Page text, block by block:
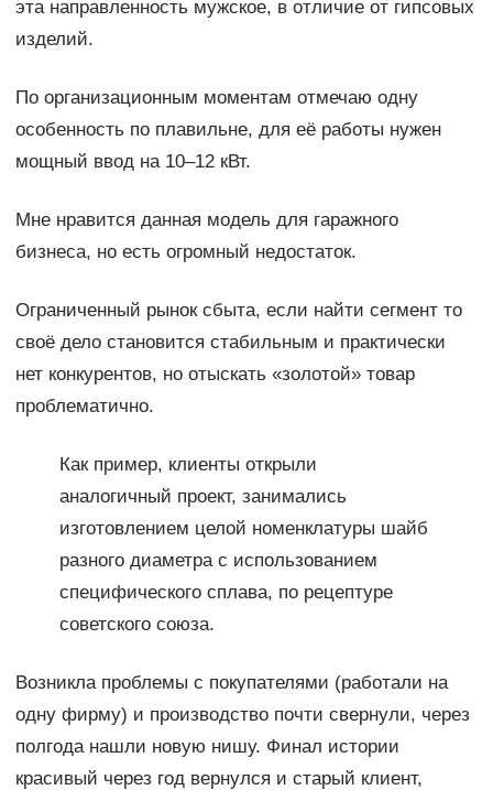
эта направленность мужское, в отличие от гипсовых
изделий.
По организационным моментам отмечаю одну
особенность по плавильне, для её работы нужен
мощный ввод на 10–12 кВт.
Мне нравится данная модель для гаражного
бизнеса, но есть огромный недостаток.
Ограниченный рынок сбыта, если найти сегмент то
своё дело становится стабильным и практически
нет конкурентов, но отыскать «золотой» товар
проблематично.
Как пример, клиенты открыли
аналогичный проект, занимались
изготовлением целой номенклатуры шайб
разного диаметра с использованием
специфического сплава, по рецептуре
советского союза.
Возникла проблемы с покупателями (работали на
одну фирму) и производство почти свернули, через
полгода нашли новую нишу. Финал истории
красивый через год вернулся и старый клиент,